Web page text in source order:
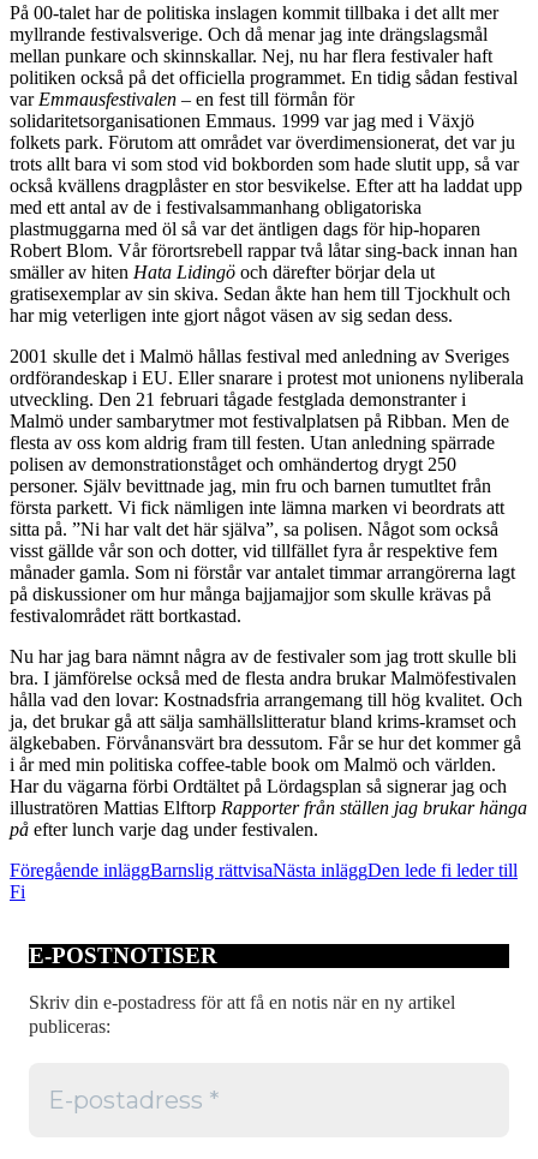
På 00-talet har de politiska inslagen kommit tillbaka i det allt mer
myllrande festivalsverige. Och då menar jag inte drängslagsmål
mellan punkare och skinnskallar. Nej, nu har flera festivaler haft
politiken också på det officiella programmet. En tidig sådan festival
var Emmausfestivalen – en fest till förmån för
solidaritetsorganisationen Emmaus. 1999 var jag med i Växjö
folkets park. Förutom att området var överdimensionerat, det var ju
trots allt bara vi som stod vid bokborden som hade slutit upp, så var
också kvällens dragplåster en stor besvikelse. Efter att ha laddat upp
med ett antal av de i festivalsammanhang obligatoriska
plastmuggarna med öl så var det äntligen dags för hip-hoparen
Robert Blom. Vår förortsrebell rappar två låtar sing-back innan han
smäller av hiten Hata Lidingö och därefter börjar dela ut
gratisexemplar av sin skiva. Sedan åkte han hem till Tjockhult och
har mig veterligen inte gjort något väsen av sig sedan dess.
2001 skulle det i Malmö hållas festival med anledning av Sveriges
ordförandeskap i EU. Eller snarare i protest mot unionens nyliberala
utveckling. Den 21 februari tågade festglada demonstranter i
Malmö under sambarytmer mot festivalplatsen på Ribban. Men de
flesta av oss kom aldrig fram till festen. Utan anledning spärrade
polisen av demonstrationståget och omhändertog drygt 250
personer. Själv bevittnade jag, min fru och barnen tumutltet från
första parkett. Vi fick nämligen inte lämna marken vi beordrats att
sitta på. ”Ni har valt det här själva”, sa polisen. Något som också
visst gällde vår son och dotter, vid tillfället fyra år respektive fem
månader gamla. Som ni förstår var antalet timmar arrangörerna lagt
på diskussioner om hur många bajjamajjor som skulle krävas på
festivalområdet rätt bortkastad.
Nu har jag bara nämnt några av de festivaler som jag trott skulle bli
bra. I jämförelse också med de flesta andra brukar Malmöfestivalen
hålla vad den lovar: Kostnadsfria arrangemang till hög kvalitet. Och
ja, det brukar gå att sälja samhällslitteratur bland krims-kramset och
älgkebaben. Förvånansvärt bra dessutom. Får se hur det kommer gå
i år med min politiska coffee-table book om Malmö och världen.
Har du vägarna förbi Ordtältet på Lördagsplan så signerar jag och
illustratören Mattias Elftorp Rapporter från ställen jag brukar hänga
på efter lunch varje dag under festivalen.
Inläggsnavigering
Föregående inläggBarnslig rättvisaNästa inläggDen lede fi leder till
Fi
E-POSTNOTISER
Skriv din e-postadress för att få en notis när en ny artikel
publiceras: